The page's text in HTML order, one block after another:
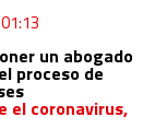
un abogado
proceso de
el coronavirus,